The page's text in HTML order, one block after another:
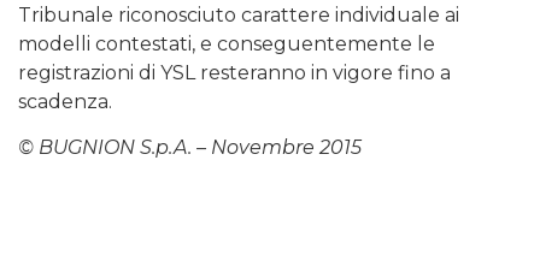
Tribunale riconosciuto carattere individuale ai
modelli contestati, e conseguentemente le
registrazioni di YSL resteranno in vigore fino a
scadenza.
© BUGNION S.p.A. – Novembre 2015